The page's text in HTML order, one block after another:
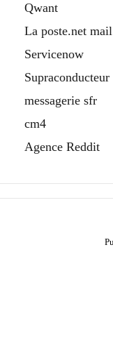
Qwant
La poste.net mail
Servicenow
Supraconducteur
messagerie sfr
cm4
Agence Reddit